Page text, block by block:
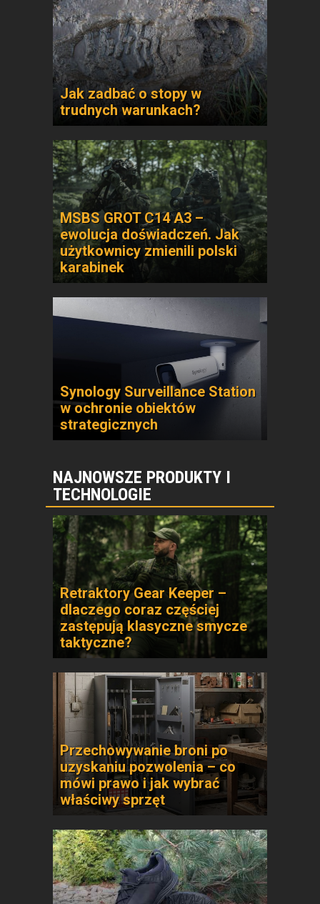
Jak zadbać o stopy w
trudnych warunkach?
MSBS GROT C14 A3 –
ewolucja doświadczeń. Jak
użytkownicy zmienili polski
karabinek
Synology Surveillance Station
w ochronie obiektów
strategicznych
NAJNOWSZE PRODUKTY I
TECHNOLOGIE
Retraktory Gear Keeper –
dlaczego coraz częściej
zastępują klasyczne smycze
taktyczne?
Przechowywanie broni po
uzyskaniu pozwolenia – co
mówi prawo i jak wybrać
właściwy sprzęt